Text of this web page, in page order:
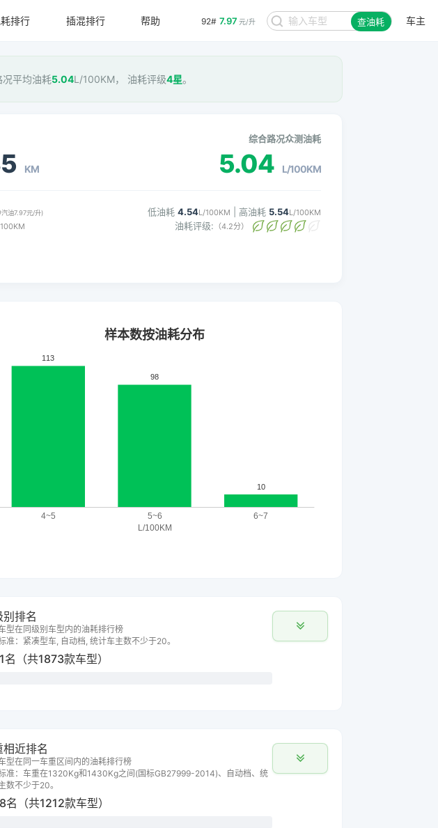
92# 7.97 元/升 查油耗 车主
排行 插混排行 帮助
况平均油耗5.04L/100KM， 油耗评级4星。
KM
综合路况众测油耗
5.04 L/100KM
油7.97元/升) 低油耗 4.54L/100KM | 高油耗 5.54L/100KM
油耗评级: （4.2分）
别排名
型在同级别车型内的油耗排行榜
准：紧凑型车, 自动档, 统计车主数不少于20。
名（共1873款车型）
相近排名
型在同一车重区间内的油耗排行榜
准：车重在1320Kg和1430Kg之间(国标GB27999-2014)、自动档、统
数不少于20。
名（共1212款车型）